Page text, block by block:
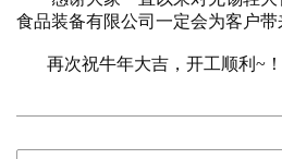
食品装备有限公司一定会为客户带
再次祝牛年大吉，开工顺利 ~ ！